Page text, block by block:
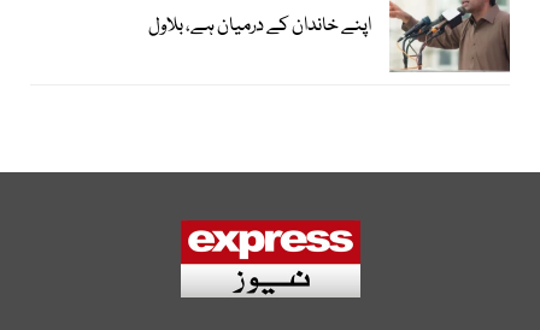
اپنے خاندان کے درمیان ہے، بلاول